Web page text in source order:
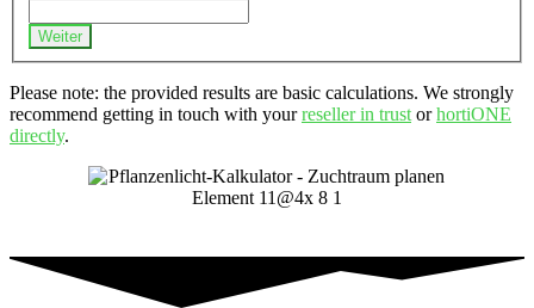
Weiter
Please note: the provided results are basic calculations. We strongly
recommend getting in touch with yourreseller in trustorhortiONE
directly.